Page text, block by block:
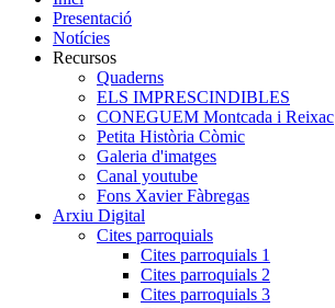
Presentació
Notícies
Recursos
Quaderns
ELS IMPRESCINDIBLES
CONEGUEM Montcada i Reixac
Petita Història Còmic
Galeria d'imatges
Canal youtube
Fons Xavier Fàbregas
Arxiu Digital
Cites parroquials
Cites parroquials 1
Cites parroquials 2
Cites parroquials 3